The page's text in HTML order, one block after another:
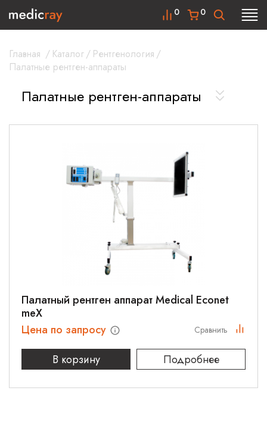
0
0
Главная / Каталог/ Рентгенология /
Палатные рентген-аппараты
Палатные рентген-аппараты
Палатный рентген аппарат Medical Econet
meX
Цена по запросу
В корзину
Подробнее
Сравнить